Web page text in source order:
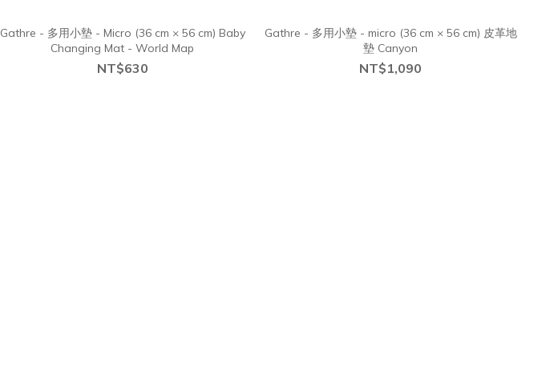
Gathre - 多用小墊 - Micro (36 cm × 56 cm) Baby
Changing Mat - World Map
NT$630
Gathre - 多用小墊 - micro (36 cm × 56 cm) 皮革地
墊 Canyon
NT$1,090